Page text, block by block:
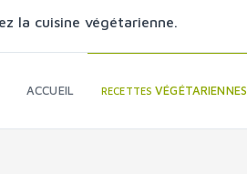
la cuisine végétarienne.
ACCUEIL RECETTESVÉGÉTARIENNES